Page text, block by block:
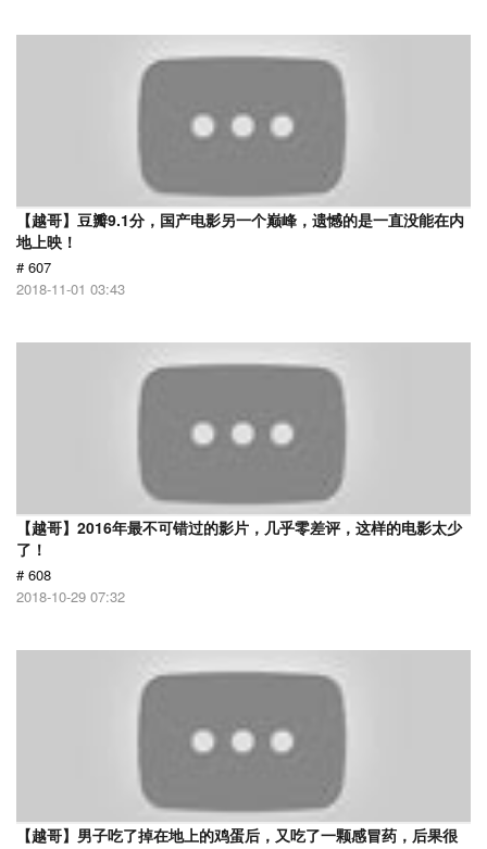
【越哥】豆瓣9.1分，国产电影另一个巅峰，遗憾的是一直没能在内
地上映！
# 607
2018-11-01 03:43
【越哥】2016年最不可错过的影片，几乎零差评，这样的电影太少
了！
# 608
2018-10-29 07:32
【越哥】男子吃了掉在地上的鸡蛋后，又吃了一颗感冒药，后果很